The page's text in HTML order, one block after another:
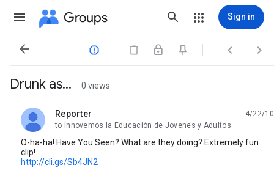
Groups Sign in
   
Drunk as... 0 views
Reporter
unread,
4/22/10
to Innovemos la Educación de Jovenes y Adultos
O-ha-ha! Have You Seen? What are they doing? Extremely fun
clip!
http://cli.gs/Sb4JN2